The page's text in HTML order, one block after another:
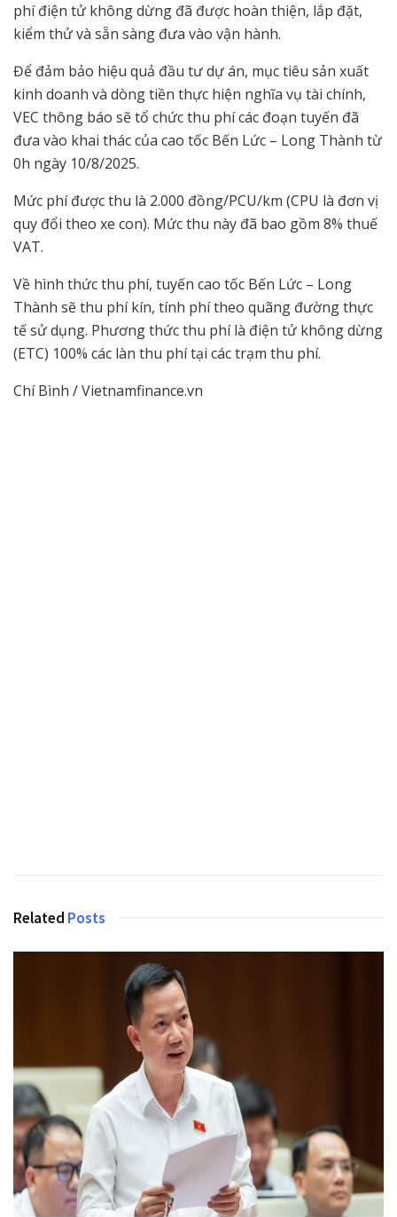
phí điện tử không dừng đã được hoàn thiện, lắp đặt,
kiểm thử và sẵn sàng đưa vào vận hành.
Để đảm bảo hiệu quả đầu tư dự án, mục tiêu sản xuất
kinh doanh và dòng tiền thực hiện nghĩa vụ tài chính,
VEC thông báo sẽ tổ chức thu phí các đoạn tuyến đã
đưa vào khai thác của cao tốc Bến Lức – Long Thành từ
0h ngày 10/8/2025.
Mức phí được thu là 2.000 đồng/PCU/km (CPU là đơn vị
quy đổi theo xe con). Mức thu này đã bao gồm 8% thuế
VAT.
Về hình thức thu phí, tuyến cao tốc Bến Lức – Long
Thành sẽ thu phí kín, tính phí theo quãng đường thực
tế sử dụng. Phương thức thu phí là điện tử không dừng
(ETC) 100% các làn thu phí tại các trạm thu phí.
Chí Bình / Vietnamfinance.vn
Related Posts